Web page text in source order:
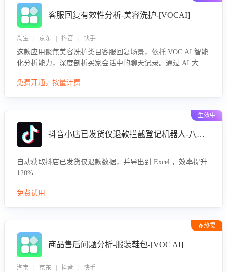
客服回复有效性分析-美容洗护-[VOCAI]
淘宝 | 京东 | 抖音 | 快手
这款应用聚焦美容洗护类目客服回复场景，依托 VOC AI 智能
化分析能力，深度剖析买家会话中的聊天记录。通过 AI 大模
效性与完整性，输出针对性改进策略，助力商家快速优化快捷
免费开通，按量计费
生效中
抖音小店已发货仅退款拦截登记机器人-八爪鱼
自动获取抖店已发货仅退款数据，并导出到 Excel ，效率提升
120%
免费试用
🔥热卖
商品售后问题分析-服装鞋包-[VOC AI]
淘宝 | 京东 | 抖音 | 快手